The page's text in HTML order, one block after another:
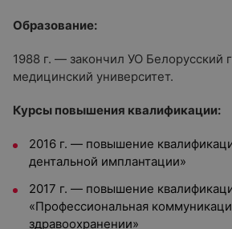
Образование:
1988 г. — закончил УО Белорусский
медицинский университет.
Курсы повышения квалификации:
2016 г. — повышение
дентальной имплантации»
2017 г. — повышение
«Профессиональная
здравоохранении»